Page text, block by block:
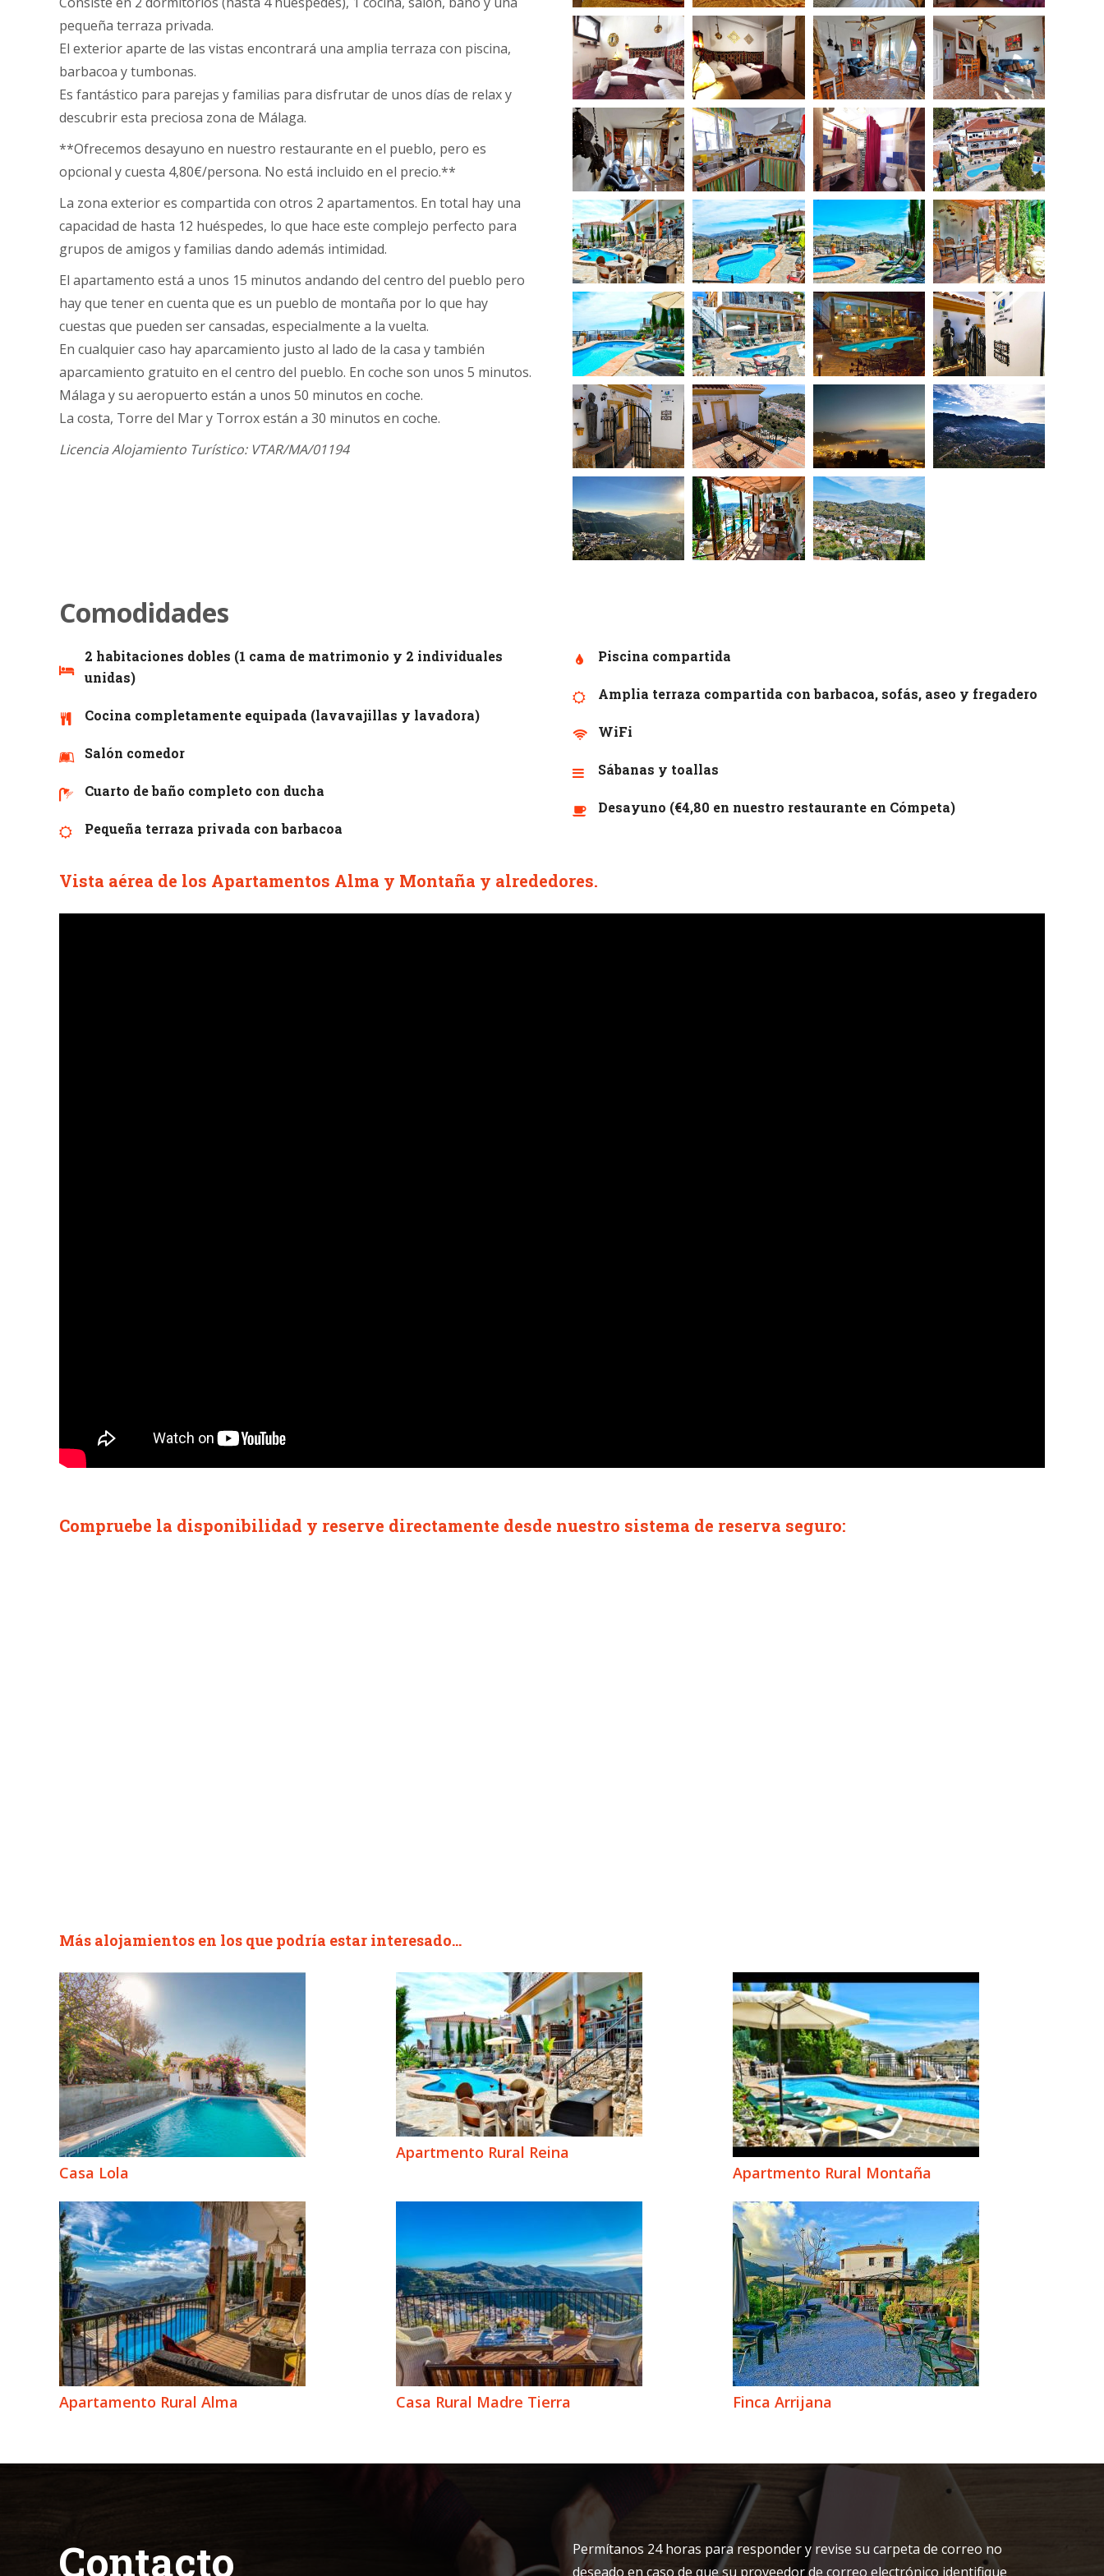
pequeña terraza privada.
El exterior aparte de las vistas encontrará una amplia terraza con piscina,
barbacoa y tumbonas.
Es fantástico para parejas y familias para disfrutar de unos días de relax y
descubrir esta preciosa zona de Málaga.
**Ofrecemos desayuno en nuestro restaurante en el pueblo, pero es
opcional y cuesta 4,80€/persona. No está incluido en el precio.**
La zona exterior es compartida con otros 2 apartamentos. En total hay una
capacidad de hasta 12 huéspedes, lo que hace este complejo perfecto para
grupos de amigos y familias dando además intimidad.
El apartamento está a unos 15 minutos andando del centro del pueblo pero
hay que tener en cuenta que es un pueblo de montaña por lo que hay
cuestas que pueden ser cansadas, especialmente a la vuelta.
En cualquier caso hay aparcamiento justo al lado de la casa y también
aparcamiento gratuito en el centro del pueblo. En coche son unos 5 minutos.
Málaga y su aeropuerto están a unos 50 minutos en coche.
La costa, Torre del Mar y Torrox están a 30 minutos en coche.
Licencia Alojamiento Turístico: VTAR/MA/01194
Comodidades
2 habitaciones dobles (1 cama de matrimonio y 2 individuales
unidas)
Cocina completamente equipada (lavavajillas y lavadora)
Salón comedor
Cuarto de baño completo con ducha
Pequeña terraza privada con barbacoa
Piscina compartida
Amplia terraza compartida con barbacoa, sofás, aseo y fregadero
WiFi
Sábanas y toallas
Desayuno (€4,80 en nuestro restaurante en Cómpeta)
Vista aérea de los Apartamentos Alma y Montaña y alrededores.
Compruebe la disponibilidad y reserve directamente desde nuestro sistema de reserva seguro:
Más alojamientos en los que podría estar interesado...
Casa Lola
Apartmento Rural Reina
Apartmento Rural Montaña
Apartamento Rural Alma Casa Rural Madre Tierra Finca Arrijana
Contacto
Permítanos 24 horas para responder y revise su carpeta de correo no
deseado en caso de que su proveedor de correo electrónico identifique